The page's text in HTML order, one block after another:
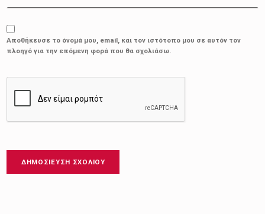
Αποθήκευσε το όνομά μου, email, και τον ιστότοπο μου σε αυτόν τον
πλοηγό για την επόμενη φορά που θα σχολιάσω.